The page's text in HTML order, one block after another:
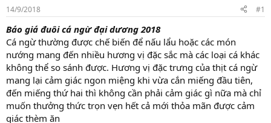
g
14/9/2018 #1
Báo giá đuôi cá ngừ đại dương 2018
Cá ngừ thường được chế biến để nấu lẩu hoặc các món
nướng mang đến nhiều hương vị đặc sắc mà các loại cá khác
không thể so sánh được. Hương vị đặc trưng của thịt cá ngừ
mang lại cảm giác ngon miệng khi vừa cắn miếng đầu tiên,
đến miếng thứ hai thì không cần phải cảm giác gì nữa mà chỉ
muốn thưởng thức trọn vẹn hết cả mới thỏa mãn được cảm
giác thèm ăn